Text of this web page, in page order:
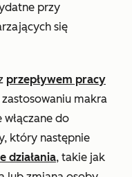
przy
się
przepływem pracy
zastosowaniu makra
do
który następnie
działania, takie jak